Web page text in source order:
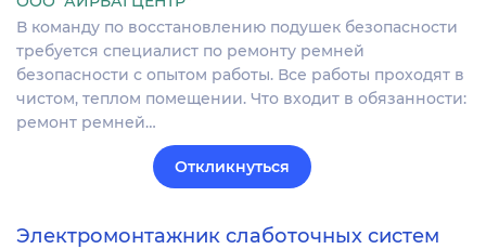
В команду по восстановлению подушек безопасности
требуется специалист по ремонту ремней
безопасности с опытом работы. Все работы проходят в
чистом, теплом помещении. Что входит в обязанности:
ремонт ремней…
Откликнуться
Электромонтажник слаботочных систем